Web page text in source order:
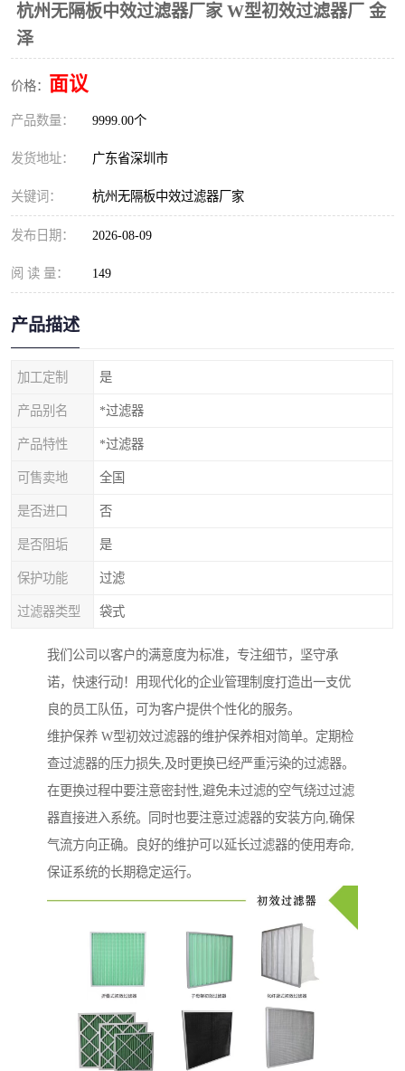
杭州无隔板中效过滤器厂家 W型初效过滤器厂 金
泽
价格： 面议
产品数量： 9999.00个
发货地址： 广东省深圳市
关键词： 杭州无隔板中效过滤器厂家
发布日期： 2026-08-09
阅 读 量： 149
产品描述
加工定制 是
产品别名 *过滤器
产品特性 *过滤器
可售卖地 全国
是否进口 否
是否阻垢 是
保护功能 过滤
过滤器类型 袋式
我们公司以客户的满意度为标准，专注细节，坚守承
诺，快速行动！用现代化的企业管理制度打造出一支优
良的员工队伍，可为客户提供个性化的服务。
维护保养 W型初效过滤器的维护保养相对简单。定期检
查过滤器的压力损失,及时更换已经严重污染的过滤器。
在更换过程中要注意密封性,避免未过滤的空气绕过过滤
器直接进入系统。同时也要注意过滤器的安装方向,确保
气流方向正确。良好的维护可以延长过滤器的使用寿命,
保证系统的长期稳定运行。